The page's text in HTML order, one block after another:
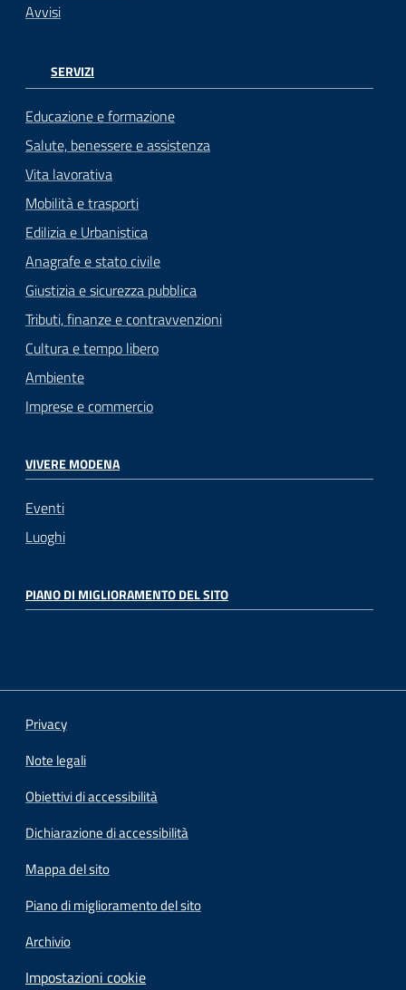
Avvisi
SERVIZI
Educazione e formazione
Salute, benessere e assistenza
Vita lavorativa
Mobilità e trasporti
Edilizia e Urbanistica
Anagrafe e stato civile
Giustizia e sicurezza pubblica
Tributi, finanze e contravvenzioni
Cultura e tempo libero
Ambiente
Imprese e commercio
VIVERE MODENA
Eventi
Luoghi
PIANO DI MIGLIORAMENTO DEL SITO
Privacy
Note legali
Obiettivi di accessibilità
Dichiarazione di accessibilità
Mappa del sito
Piano di miglioramento del sito
Archivio
Impostazioni cookie